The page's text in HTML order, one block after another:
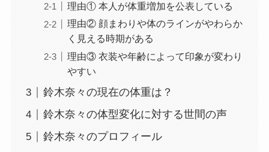
理由① 本人が体重増加を公表している
理由② 顔まわりや体のラインがやわらか
く見える時期がある
理由③ 衣装や年齢によって印象が変わり
やすい
鈴木奈々の現在の体重は？
鈴木奈々の体型変化に対する世間の声
鈴木奈々のプロフィール